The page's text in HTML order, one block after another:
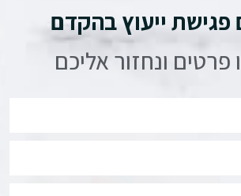
פגישת ייעוץ בהקדם
פרטים ונחזור אליכם